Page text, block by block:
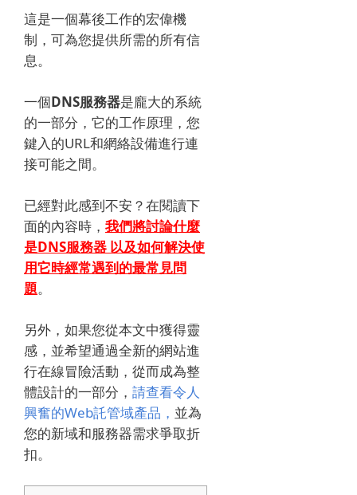
這是一個幕後工作的宏偉機
制，可為您提供所需的所有信
息。
一個DNS服務器是龐大的系統
的一部分，它的工作原理，您
鍵入的URL和網絡設備進行連
接可能之間。
已經對此感到不安？在閱讀下
面的內容時， 我們將討論什麼
是DNS服務器 以及如何解決使
用它時經常遇到的最常見問
題。
另外，如果您從本文中獲得靈
感，並希望通過全新的網站進
行在線冒險活動，從而成為整
體設計的一部分， 請查看令人
興奮的Web託管域產品， 並為
您的新域和服務器需求爭取折
扣。